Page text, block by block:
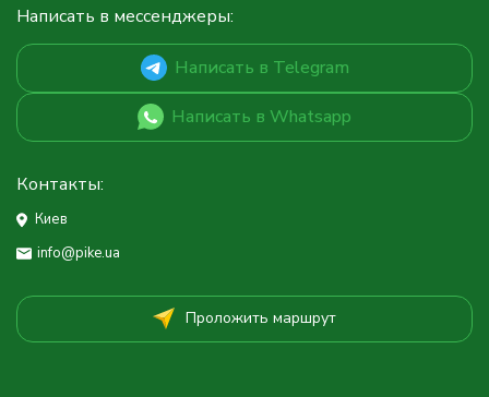
Написать в мессенджеры:
Написать в Telegram
Написать в Whatsapp
Контакты:
Киев
info@pike.ua
Проложить маршрут